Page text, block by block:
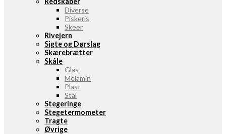
Diverse
Piskeris
Skeer
Rivejern
Sigte og Dørslag
Skærebrætter
Skåle
Glas
Melamin
Plast
Stål
Stegeringe
Stegetermometer
Tragte
Øvrige